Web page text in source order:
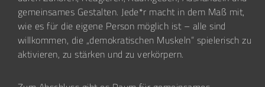
gemeinsames Gestalten. Jede*r macht in dem Maß mit,
wie es für die eigene Person möglich ist – alle sind
willkommen, die „demokratischen Muskeln“ spielerisch zu
aktivieren, zu stärken und zu verkörpern.